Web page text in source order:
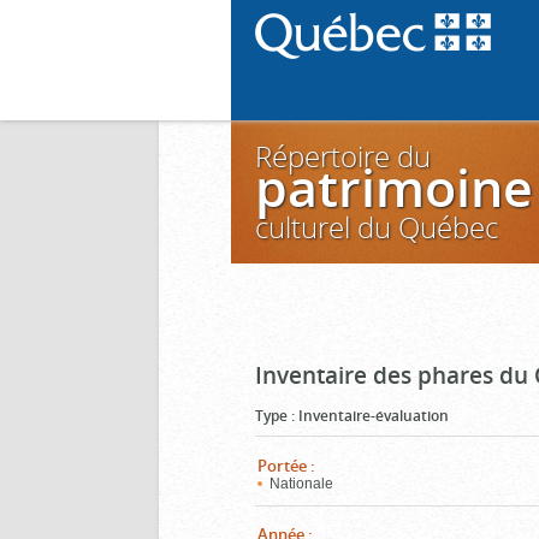
Répertoire du
patrimoine
culturel du Québec
Inventaire des phares du
Type : Inventaire-évaluation
Portée :
Nationale